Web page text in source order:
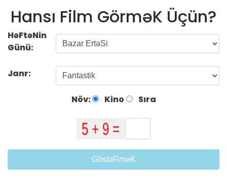
Hansı Film GörməK Üçün?
HəFtəNin
Günü:
Janr:
Növ: Kino Sıra
GöstəRməK